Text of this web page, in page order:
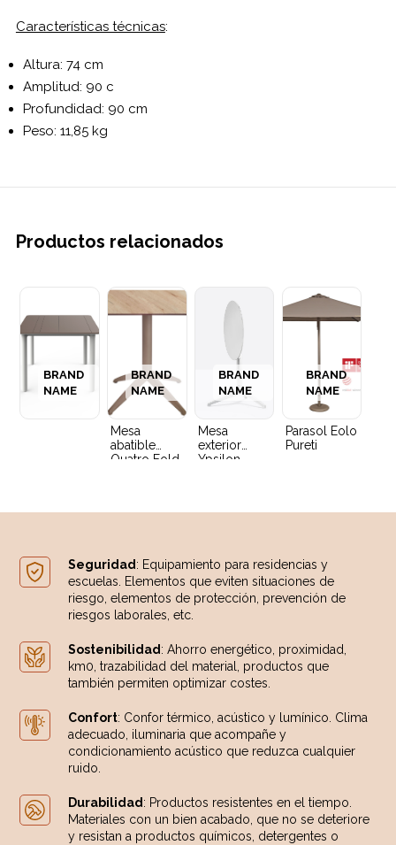
Características técnicas:
Altura: 74 cm
Amplitud: 90 c
Profundidad: 90 cm
Peso: 11,85 kg
Productos relacionados
BRAND
NAME
Mesa
abatible
Quatro Fold
BRAND
NAME
Mesa
exterior
Ypsilon
BRAND
NAME
Parasol Eolo
Pureti
BRAND
NAME
Seguridad : Equipamiento para residencias y
escuelas. Elementos que eviten situaciones de
riesgo, elementos de protección, prevención de
riesgos laborales, etc.
Sostenibilidad : Ahorro energético, proximidad,
km0, trazabilidad del material, productos que
también permiten optimizar costes.
Confort: Confor térmico, acústico y lumínico. Clima
adecuado, iluminaria que acompañe y
condicionamiento acústico que reduzca cualquier
ruido.
Durabilidad : Productos resistentes en el tiempo.
Materiales con un bien acabado, que no se deteriore
y resistan a productos químicos, detergentes o